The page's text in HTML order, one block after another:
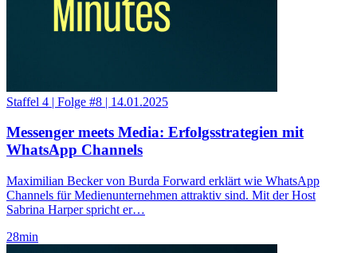
Staffel 4 | Folge #8 | 14.01.2025
Messenger meets Media: Erfolgsstrategien mit
WhatsApp Channels
Maximilian Becker von Burda Forward erklärt wie WhatsApp
Channels für Medienunternehmen attraktiv sind. Mit der Host
Sabrina Harper spricht er…
28min